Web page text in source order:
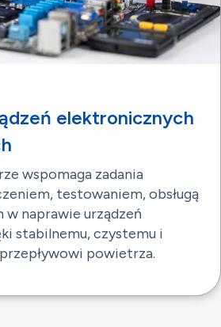
elektronicznych
wspomaga zadania
testowaniem, obsługą
naprawie urządzeń
stabilnemu, czystemu i
powietrza.